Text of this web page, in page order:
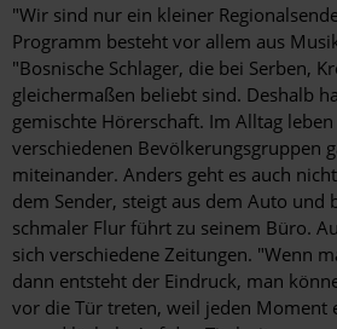
"Wir sind nur ein kleiner
Programm besteht vor allem aus
"Bosnische Schlager, die bei Serben,
gleichermaßen beliebt sind. Deshalb
gemischte Hörerschaft. Im Alltag
verschiedenen Bevölkerungsgruppen
miteinander. Anders geht es auch
dem Sender, steigt aus dem Auto und
schmaler Flur führt zu seinem Büro.
sich verschiedene Zeitungen. "Wenn
dann entsteht der Eindruck, man
vor die Tür treten, weil jeden Moment